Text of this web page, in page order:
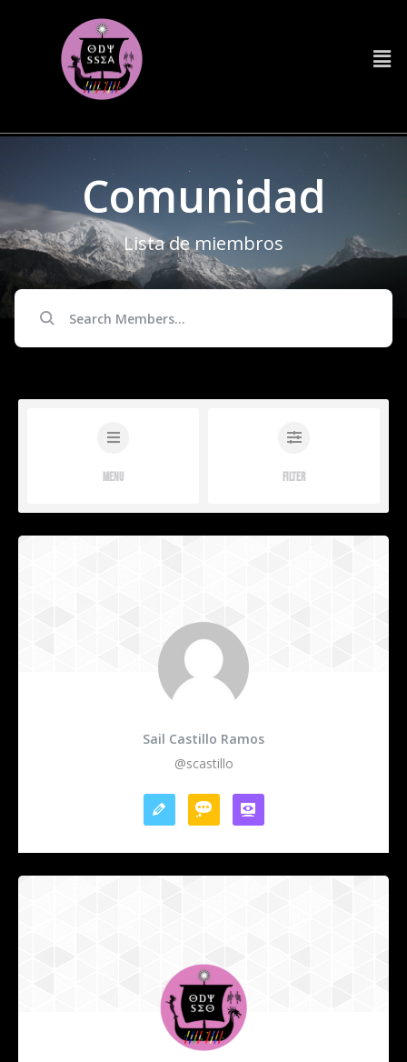
Comunidad
Lista de miembros
Menu Filter
Sail Castillo Ramos
@scastillo